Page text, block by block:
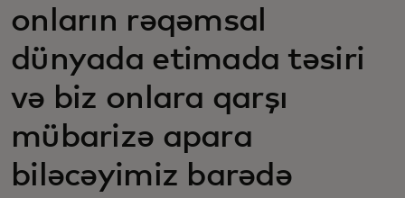
onların rəqəmsal
dünyada etimada təsiri
və biz onlara qarşı
mübarizə apara
biləcəyimiz barədə